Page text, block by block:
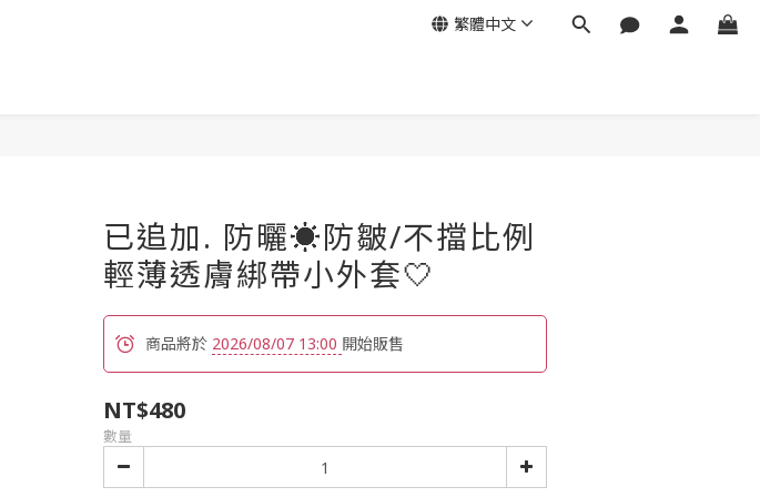
繁體中文
已追加. 防曬☀️防皺/不擋比例
輕薄透膚綁帶小外套🤍
商品將於 2026/08/07 13:00 開始販售
NT$480
數量